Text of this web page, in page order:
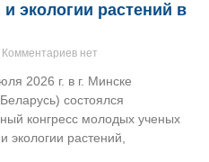
экологии растений в
Комментариев нет
2026 г. в г. Минске
состоялся
конгресс молодых ученых
экологии растений,